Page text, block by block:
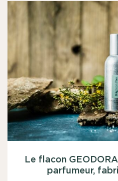
Le flacon
parfumeur,